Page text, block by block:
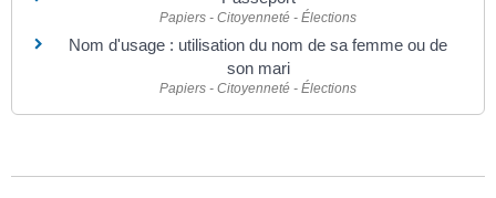
Papiers - Citoyenneté - Élections
Nom d'usage : utilisation du nom de sa femme ou de
son mari
Papiers - Citoyenneté - Élections